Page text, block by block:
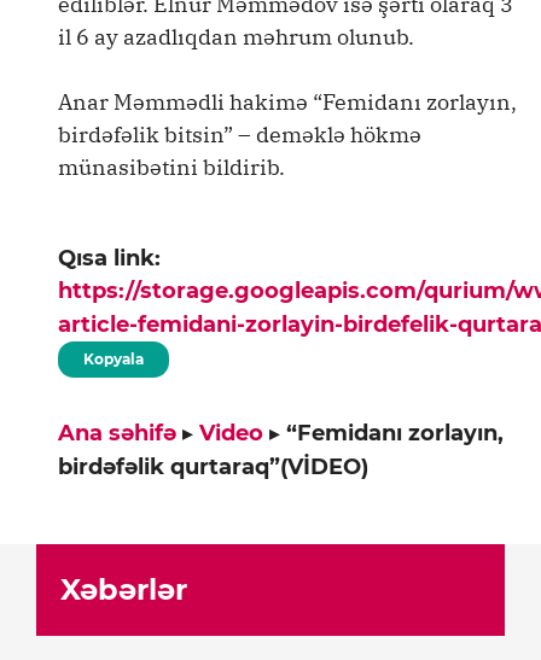
il 6 ay azadlıqdan məhrum olunub.
Anar Məmmədli hakimə “Femidanı zorlayın,
birdəfəlik bitsin” – deməklə hökmə
münasibətini bildirib.
Qısa link:
https://storage.googleapis.com/qurium/
article-femidani-zorlayin-birdefelik-
Kopyala
Ana səhifə ▸ Video ▸ “Femidanı zorlayın,
birdəfəlik qurtaraq”(VİDEO)
Xəbərlər